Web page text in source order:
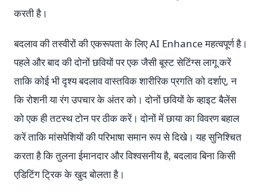
करती है।
बदलाव की तस्वीरों की एकरूपता के लिए AI Enhance महत्वपूर्ण है।
पहले और बाद की दोनों छवियों पर एक जैसी बूस्ट सेटिंग्स लागू करें
ताकि कोई भी दृश्य बदलाव वास्तविक शारीरिक प्रगति को दर्शाए, न
कि रोशनी या रंग उपचार के अंतर को। दोनों छवियों के व्हाइट बैलेंस
को एक ही तटस्थ टोन पर ठीक करें। दोनों में छाया का विवरण बहाल
करें ताकि मांसपेशियों की परिभाषा समान रूप से दिखे। यह सुनिश्चित
करता है कि तुलना ईमानदार और विश्वसनीय है, बदलाव बिना किसी
एडिटिंग ट्रिक के खुद बोलता है।